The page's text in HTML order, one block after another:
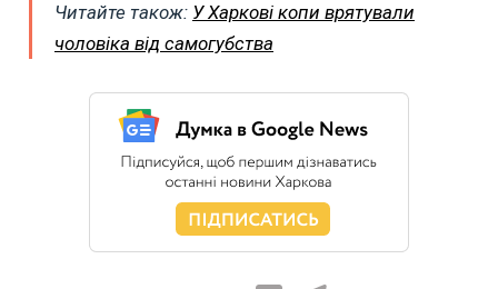
Читайте також: У Харкові копи врятували
чоловіка від самогубства